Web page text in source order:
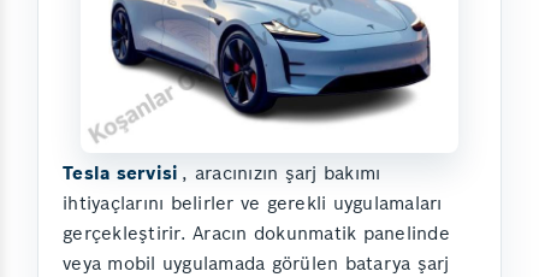
Tesla servisi , aracınızın şarj bakımı
ihtiyaçlarını belirler ve gerekli uygulamaları
gerçekleştirir. Aracın dokunmatik panelinde
veya mobil uygulamada görülen batarya şarj